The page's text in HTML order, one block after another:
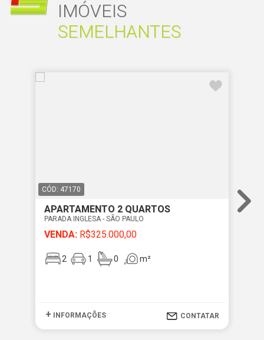
IMÓVEIS
SEMELHANTES
CÓD: 47170
APARTAMENTO 2 QUARTOS
PARADA INGLESA - SÃO PAULO
VENDA: R$325.000,00
2 1 0 m²
+ INFORMAÇÕES CONTATAR